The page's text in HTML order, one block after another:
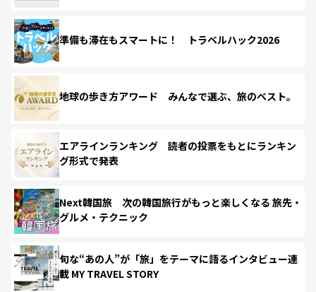
準備も滞在もスマートに！ トラベルハック2026
地球の歩き方アワード みんなで選ぶ、旅のベスト。
エアラインランキング 読者の投票をもとにランキン
グ形式で発表
Next韓国旅 次の韓国旅行がもっと楽しくなる 旅先・
グルメ・テクニック
旬な“あの人”が「旅」をテーマに語るインタビュー連
載 MY TRAVEL STORY